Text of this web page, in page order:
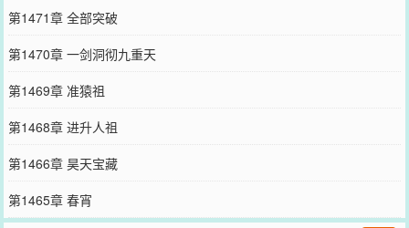
第1471章 全部突破
第1470章 一剑洞彻九重天
第1469章 准猿祖
第1468章 进升人祖
第1466章 昊天宝藏
第1465章 春宵